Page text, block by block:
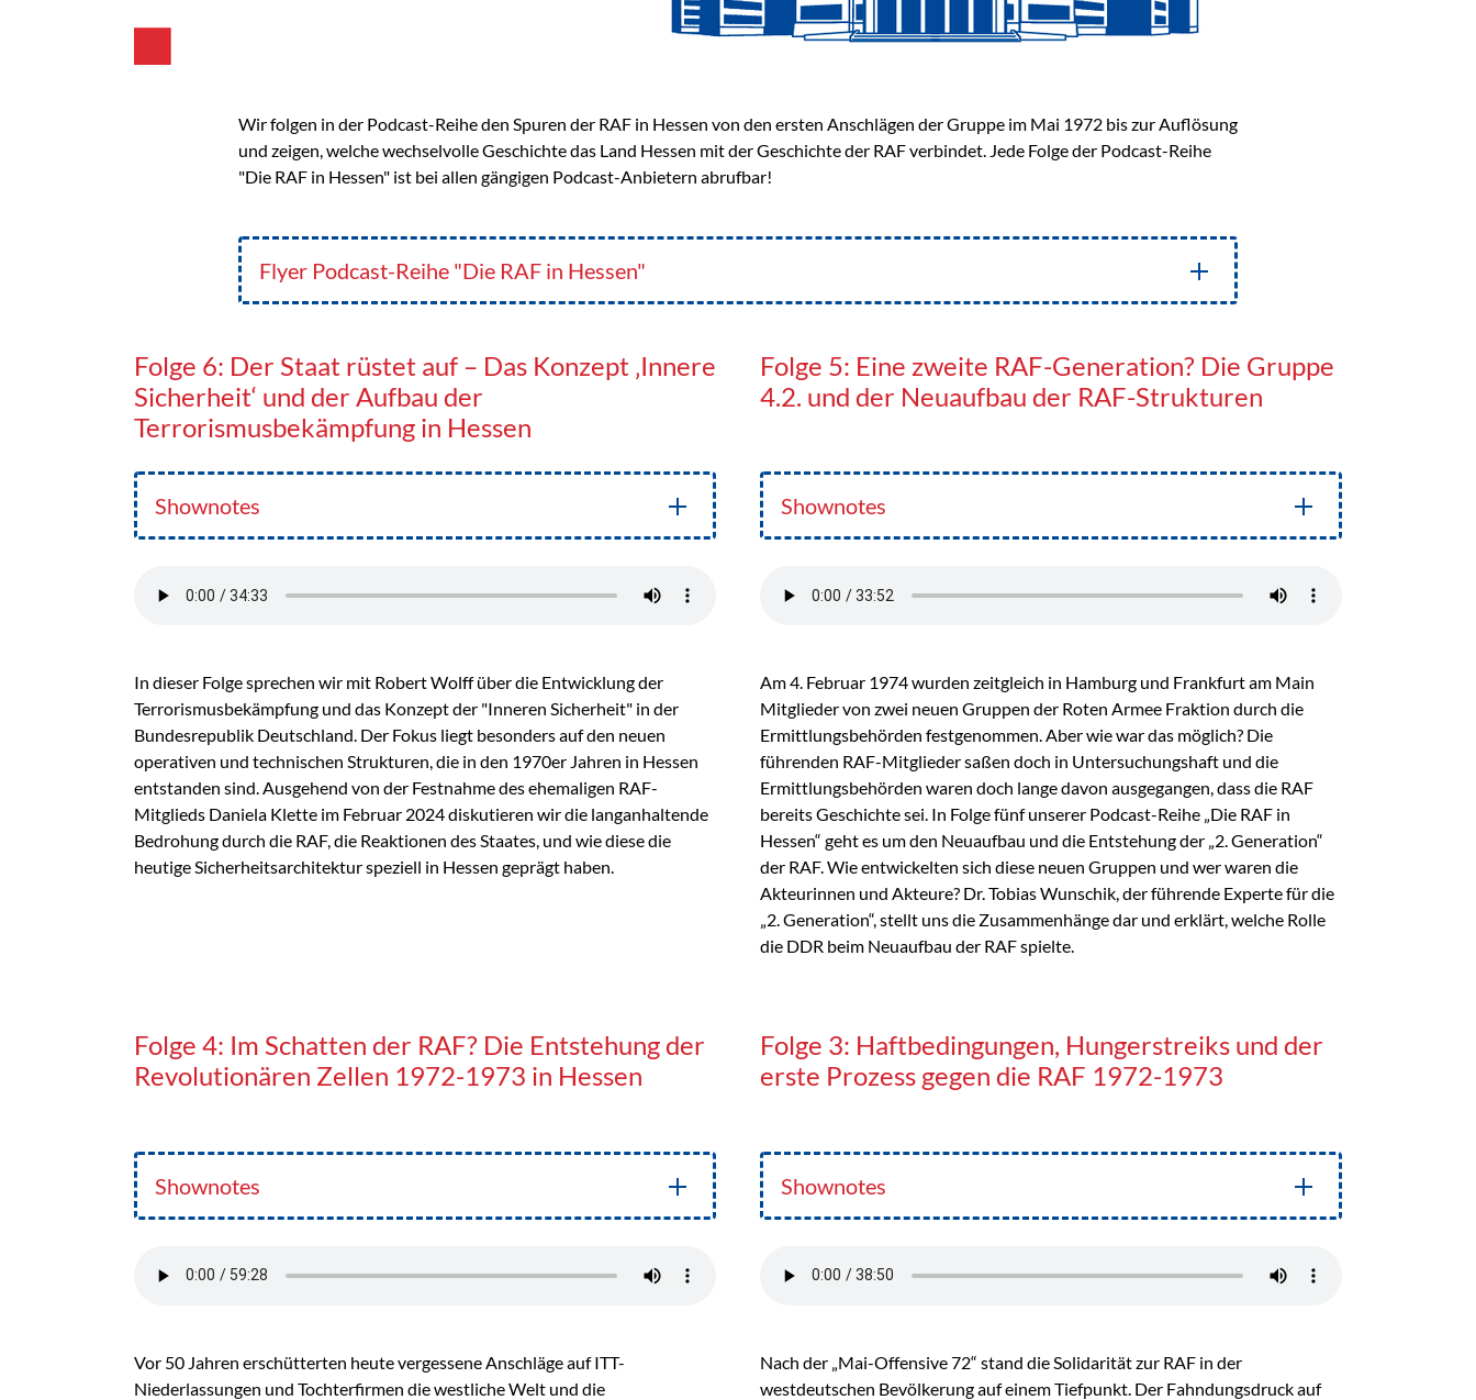
Wir folgen in der Podcast-Reihe den Spuren der RAF in Hessen von den ersten Anschlägen der Gruppe im Mai 1972 bis zur Auflösung
und zeigen, welche wechselvolle Geschichte das Land Hessen mit der Geschichte der RAF verbindet. Jede Folge der Podcast-Reihe
"Die RAF in Hessen" ist bei allen gängigen Podcast-Anbietern abrufbar!
Flyer Podcast-Reihe "Die RAF in Hessen"
Folge 6: Der Staat rüstet auf – Das Konzept ‚Innere
Sicherheit‘ und der Aufbau der
Terrorismusbekämpfung in Hessen
Shownotes
In dieser Folge sprechen wir mit Robert Wolff über die Entwicklung der
Terrorismusbekämpfung und das Konzept der "Inneren Sicherheit" in der
Bundesrepublik Deutschland. Der Fokus liegt besonders auf den neuen
operativen und technischen Strukturen, die in den 1970er Jahren in Hessen
entstanden sind. Ausgehend von der Festnahme des ehemaligen RAF-
Mitglieds Daniela Klette im Februar 2024 diskutieren wir die langanhaltende
Bedrohung durch die RAF, die Reaktionen des Staates, und wie diese die
heutige Sicherheitsarchitektur speziell in Hessen geprägt haben.
Folge 5: Eine zweite RAF-Generation? Die Gruppe
4.2. und der Neuaufbau der RAF-Strukturen
Shownotes
Am 4. Februar 1974 wurden zeitgleich in Hamburg und Frankfurt am Main
Mitglieder von zwei neuen Gruppen der Roten Armee Fraktion durch die
Ermittlungsbehörden festgenommen. Aber wie war das möglich? Die
führenden RAF-Mitglieder saßen doch in Untersuchungshaft und die
Ermittlungsbehörden waren doch lange davon ausgegangen, dass die RAF
bereits Geschichte sei. In Folge fünf unserer Podcast-Reihe „Die RAF in
Hessen“ geht es um den Neuaufbau und die Entstehung der „2. Generation“
der RAF. Wie entwickelten sich diese neuen Gruppen und wer waren die
Akteurinnen und Akteure? Dr. Tobias Wunschik, der führende Experte für die
„2. Generation“, stellt uns die Zusammenhänge dar und erklärt, welche Rolle
die DDR beim Neuaufbau der RAF spielte.
Folge 4: Im Schatten der RAF? Die Entstehung der
Revolutionären Zellen 1972-1973 in Hessen
Shownotes
Vor 50 Jahren erschütterten heute vergessene Anschläge auf ITT-
Niederlassungen und Tochterfirmen die westliche Welt und die
Folge 3: Haftbedingungen, Hungerstreiks und der
erste Prozess gegen die RAF 1972-1973
Shownotes
Nach der „Mai-Offensive 72“ stand die Solidarität zur RAF in der
westdeutschen Bevölkerung auf einem Tiefpunkt. Der Fahndungsdruck auf